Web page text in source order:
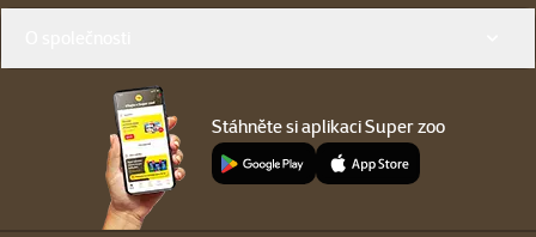
Stáhněte si aplikaci Super zoo